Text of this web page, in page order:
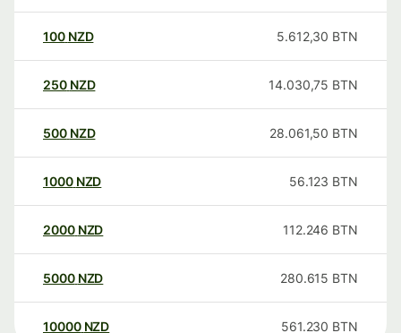
100 NZD 5.612,30 BTN
250 NZD 14.030,75 BTN
500 NZD 28.061,50 BTN
1000 NZD 56.123 BTN
2000 NZD 112.246 BTN
5000 NZD 280.615 BTN
10000 NZD 561.230 BTN